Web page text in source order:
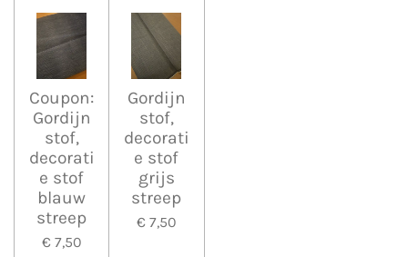
Coupon:
Gordijn
stof,
decorati
e stof
blauw
streep
€ 7,50
Gordijn
stof,
decorati
e stof
grijs
streep
€ 7,50